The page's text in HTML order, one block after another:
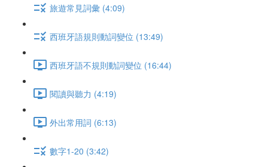
旅遊常見詞彙 (4:09)
西班牙語規則動詞變位 (13:49)
西班牙語不規則動詞變位 (16:44)
閱讀與聽力 (4:19)
外出常用詞 (6:13)
數字1-20 (3:42)